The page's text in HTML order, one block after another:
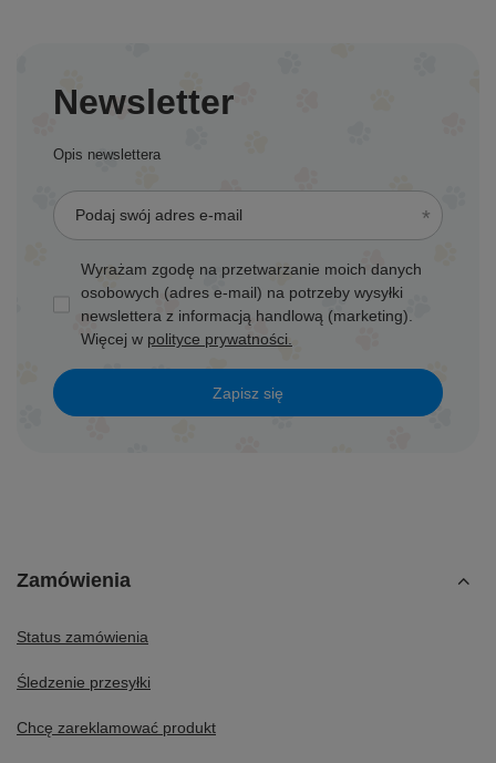
Newsletter
Opis newslettera
Podaj swój adres e-mail
Wyrażam zgodę na przetwarzanie moich danych
osobowych (adres e-mail) na potrzeby wysyłki
newslettera z informacją handlową (marketing).
Więcej w polityce prywatności.
Zapisz się
Zamówienia
Status zamówienia
Śledzenie przesyłki
Chcę zareklamować produkt